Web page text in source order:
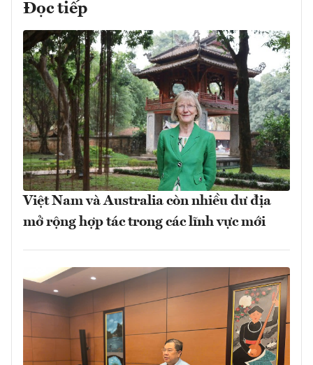
Đọc tiếp
Việt Nam và Australia còn nhiều dư địa
mở rộng hợp tác trong các lĩnh vực mới